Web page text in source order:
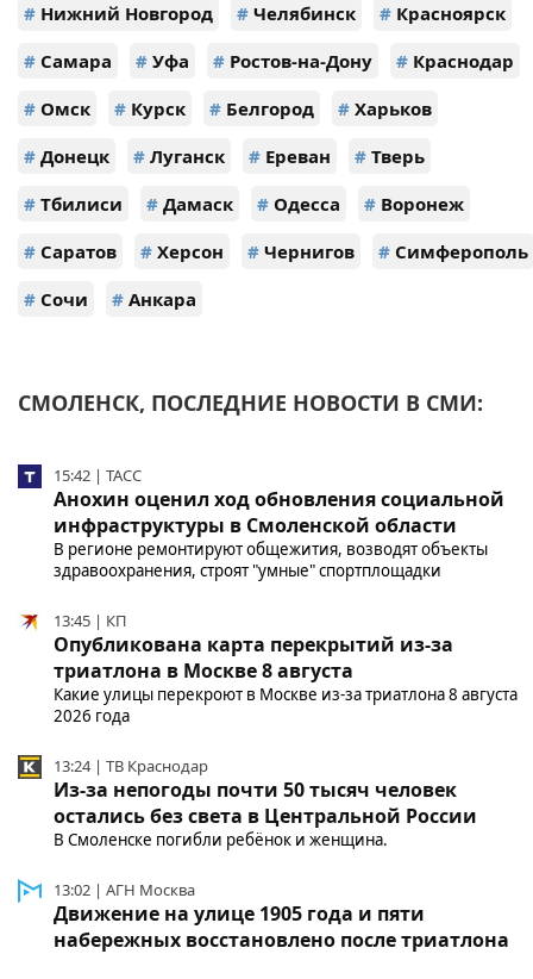
# Нижний Новгород # Челябинск # Красноярск
# Самара # Уфа # Ростов-на-Дону # Краснодар
# Омск # Курск # Белгород # Харьков
# Донецк # Луганск # Ереван # Тверь
# Тбилиси # Дамаск # Одесса # Воронеж
# Саратов # Херсон # Чернигов # Симферополь
# Сочи # Анкара
СМОЛЕНСК, ПОСЛЕДНИЕ НОВОСТИ В СМИ:
15:42 | ТАСС
Анохин оценил ход обновления социальной
инфраструктуры в Смоленской области
В регионе ремонтируют общежития, возводят объекты
здравоохранения, строят "умные" спортплощадки
13:45 | КП
Опубликована карта перекрытий из-за
триатлона в Москве 8 августа
Какие улицы перекроют в Москве из-за триатлона 8 августа
2026 года
13:24 | ТВ Краснодар
Из-за непогоды почти 50 тысяч человек
остались без света в Центральной России
В Смоленске погибли ребёнок и женщина.
13:02 | АГН Москва
Движение на улице 1905 года и пяти
набережных восстановлено после триатлона